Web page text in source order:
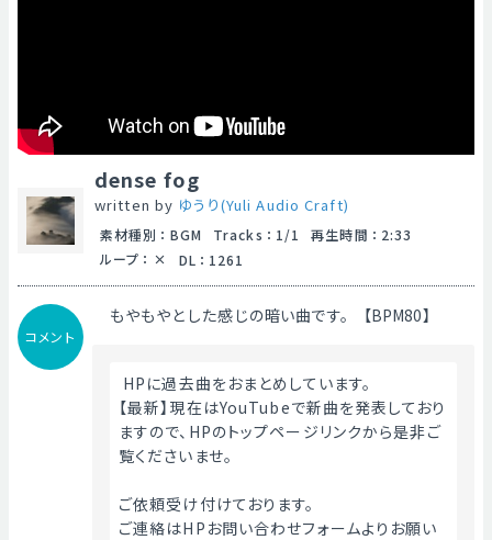
dense fog
written by ゆうり(Yuli Audio Craft)
素材種別 ： BGM Tracks ： 1/1 再生時間 ： 2:33
ループ ： DL ： 1261
コメント
もやもやとした感じの暗い曲です。【BPM80】
HPに過去曲をおまとめしています。
【最新】現在はYouTubeで新曲を発表しており
ますので、HPのトップページリンクから是非ご
覧くださいませ。
ご依頼受け付けております。
ご連絡はHPお問い合わせフォームよりお願い